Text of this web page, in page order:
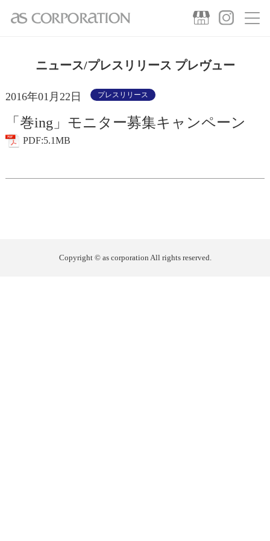
ニュース/プレスリリース プレヴュー
2016年01月22日 プレスリリース
「巻ing」モニター募集キャンペーン
PDF:5.1MB
Copyright © as corporation All rights reserved.